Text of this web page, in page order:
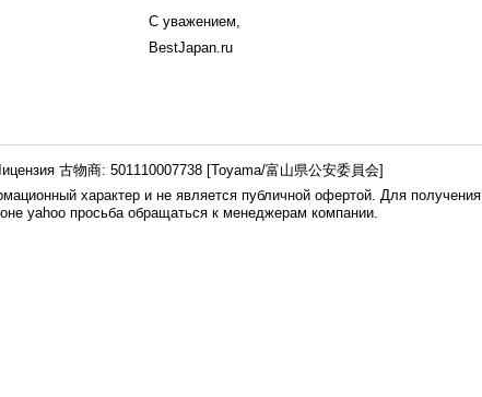
С уважением,
BestJapan.ru
古物商: 501110007738 [Toyama/富山県公安委員会]
характер и не является публичной офертой. Для получения
yahoo просьба обращаться к менеджерам компании.